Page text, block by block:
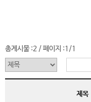
총게시물 :2 /페이지 :1/1
제목